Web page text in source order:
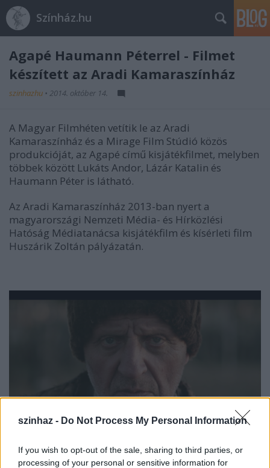
szinhaz - Do Not Process My Personal Information
If you wish to opt-out of the sale, sharing to third parties, or
processing of your personal or sensitive information for
Színház.hu
Agapé Haumann Péterrel - Filmet
készített az Aradi Kamaraszínház
szinhazhu • 2014. október 14.
A Magyar Filmhéten vetítik le az Aradi
Kamaraszínház és a Mirage Film Stúdió közös
produkcióját, az Agapé című kisjátékfilmet, melyben
többek között Lukáts Andor, Lázár Katalin és
Haumann Péter is látható.
Az Aradi Kamaraszínház 2013-ban nyert a
magyarországi Nemzeti Média- és Hírközlési
Hatóság Médiatanácsa kisjátékfilm és kísérleti film
Huszárik Zoltán pályázatán.